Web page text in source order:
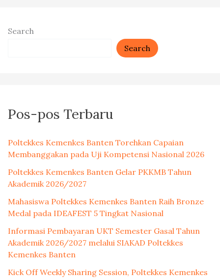
Search
Search
Pos-pos Terbaru
Poltekkes Kemenkes Banten Torehkan Capaian
Membanggakan pada Uji Kompetensi Nasional 2026
Poltekkes Kemenkes Banten Gelar PKKMB Tahun
Akademik 2026/2027
Mahasiswa Poltekkes Kemenkes Banten Raih Bronze
Medal pada IDEAFEST 5 Tingkat Nasional
Informasi Pembayaran UKT Semester Gasal Tahun
Akademik 2026/2027 melalui SIAKAD Poltekkes
Kemenkes Banten
Kick Off Weekly Sharing Session, Poltekkes Kemenkes